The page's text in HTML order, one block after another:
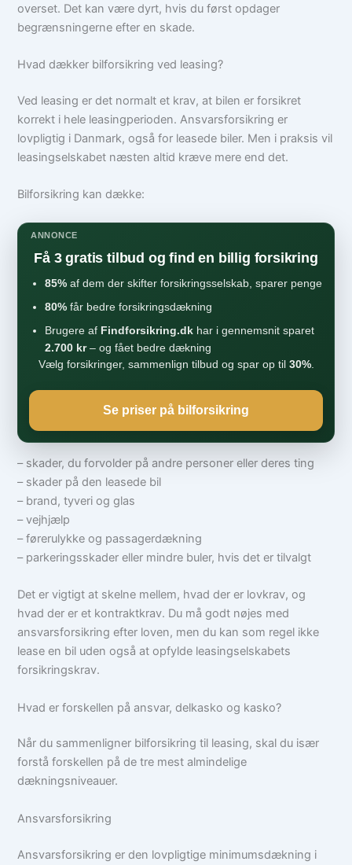
overset. Det kan være dyrt, hvis du først opdager
begrænsningerne efter en skade.
Hvad dækker bilforsikring ved leasing?
Ved leasing er det normalt et krav, at bilen er forsikret
korrekt i hele leasingperioden. Ansvarsforsikring er
lovpligtig i Danmark, også for leasede biler. Men i praksis vil
leasingselskabet næsten altid kræve mere end det.
Bilforsikring kan dække:
ANNONCE
Få 3 gratis tilbud og find en billig forsikring
85% af dem der skifter forsikringsselskab, sparer penge
80% får bedre forsikringsdækning
Brugere af Findforsikring.dk har i gennemsnit sparet
2.700 kr– og fået bedre dækning
Vælg forsikringer, sammenlign tilbud og spar op til 30%.
Se priser på bilforsikring
– skader, du forvolder på andre personer eller deres ting
– skader på den leasede bil
– brand, tyveri og glas
– vejhjælp
– førerulykke og passagerdækning
– parkeringsskader eller mindre buler, hvis det er tilvalgt
Det er vigtigt at skelne mellem, hvad der er lovkrav, og
hvad der er et kontraktkrav. Du må godt nøjes med
ansvarsforsikring efter loven, men du kan som regel ikke
lease en bil uden også at opfylde leasingselskabets
forsikringskrav.
Hvad er forskellen på ansvar, delkasko og kasko?
Når du sammenligner bilforsikring til leasing, skal du især
forstå forskellen på de tre mest almindelige
dækningsniveauer.
Ansvarsforsikring
Ansvarsforsikring er den lovpligtige minimumsdækning i